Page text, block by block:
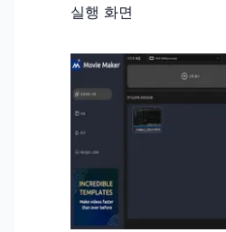
실행 화면